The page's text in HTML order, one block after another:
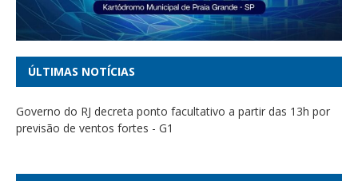
ÚLTIMAS NOTÍCIAS
Governo do RJ decreta ponto facultativo a partir das 13h por
previsão de ventos fortes - G1